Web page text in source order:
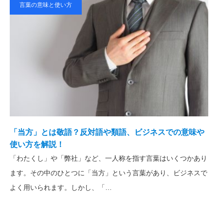
言葉の意味と使い方
「当方」とは敬語？反対語や類語、ビジネスでの意味や
使い方を解説！
「わたくし」や「弊社」など、一人称を指す言葉はいくつかあり
ます。その中のひとつに「当方」という言葉があり、ビジネスで
よく用いられます。しかし、「…